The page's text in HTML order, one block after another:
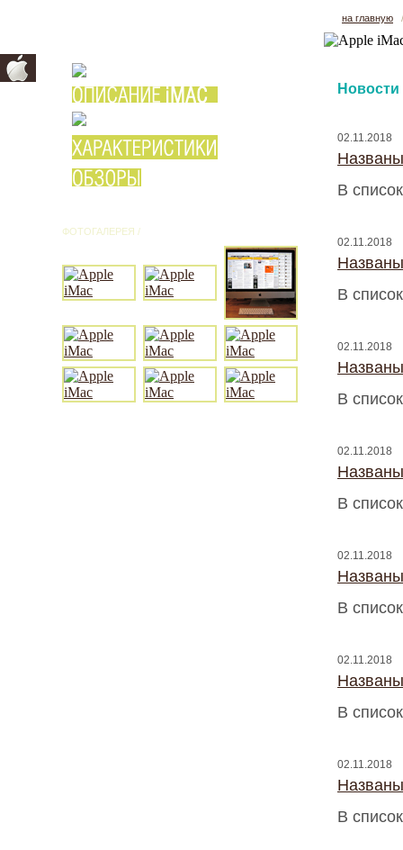
ФОТОГАЛЕРЕЯ /
на главную
Новости
02.11.2018
В
02.11.2018
В
02.11.2018
В
02.11.2018
В
02.11.2018
В
02.11.2018
В
02.11.2018
В